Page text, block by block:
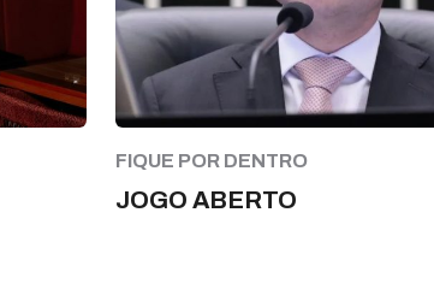
FIQUE POR DENTRO
JOGO ABERTO